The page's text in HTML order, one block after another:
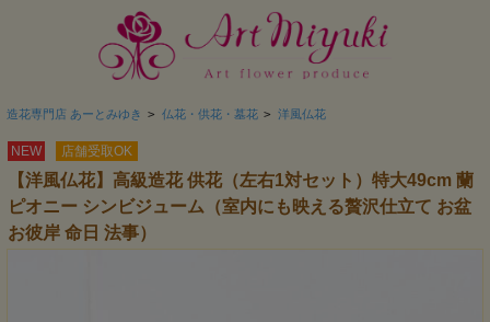
造花専門店 あーとみゆき > 仏花・供花・墓花 > 洋風仏花
NEW 店舗受取OK
【洋風仏花】高級造花 供花（左右1対セット）特大49cm 蘭
ピオニー シンビジューム（室内にも映える贅沢仕立て お盆
お彼岸 命日 法事）